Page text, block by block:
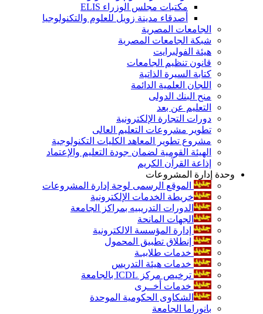
مكتبات مجلس الوزراء ELIS
أصدقاء مدينة زويل للعلوم والتكنولوجيا
الجامعات المصرية
شبكة الجامعات المصرية
هيئة الفولبرايت
قانون تنظيم الجامعات
كتابة السيرة الذاتية
اللجان العلمية الدائمة
منح البنك الدولى
التعليم عن بعد
دورات التجارة الإلكترونية
تطوير مشروعات التعليم العالى
مشروع تطوير المعاهد الكليات التكنولوجية
الهيئة القومية لضمان جودة التعليم والإعتماد
إذاعة القرآن الكريم
وحدة إدارة المشروعات
الموقع الرسمى لوحة إدارة المشروعات
خريطة الخدمات الإلكترونية
الدورات التدريبيه بمراكز الجامعة
الجهات المانحة
إدارة المؤسسة الالكترونية
إنطلاق تطبيق المحمول
خدمات طلابيـة
خدمات هيئة التدريس
ترخيص مركز ICDL بالجامعة
خدمات أخــرى
الشكاوى الحكومية الموحدة
بانوراما الجامعة